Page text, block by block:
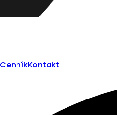
CenníkKontakt